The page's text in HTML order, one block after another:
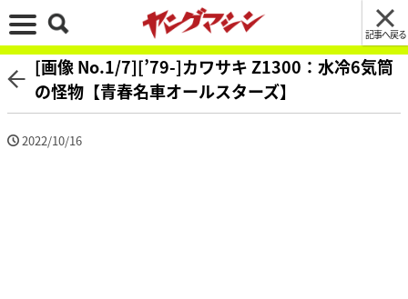
記事へ戻る
[画像 No.1/7][’79-]カワサキ Z1300：水冷6気筒
の怪物【青春名車オールスターズ】
2022/10/16